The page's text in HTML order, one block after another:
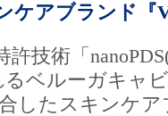
アブランド『
技術「
るベルーガキャ
したスキンケア